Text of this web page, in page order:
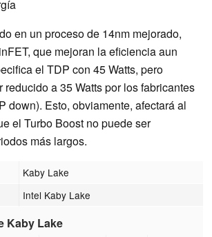
en un proceso de 14nm mejorado,
que mejoran la eficiencia aun
el TDP con 45 Watts, pero
reducido a 35 Watts por los fabricantes
down). Esto, obviamente, afectará al
el Turbo Boost no puede ser
más largos.
Kaby Lake
Intel Kaby Lake
Kaby Lake